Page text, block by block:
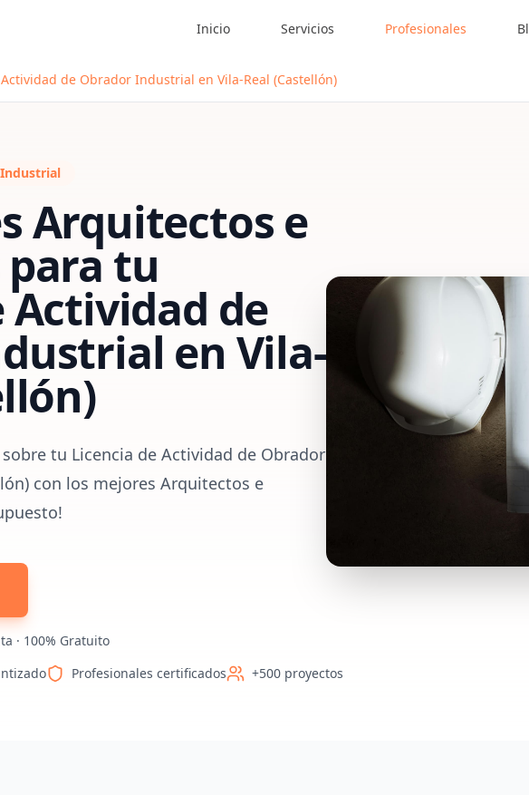
Inicio Servicios Profesionales
de Obrador Industrial en Vila-Real (Castellón)
Arquitectos e
tu
Actividad de
en Vila-
tu Licencia de Actividad de Obrador
con los mejores Arquitectos e
· 100% Gratuito
Profesionales certificados +500 proyectos